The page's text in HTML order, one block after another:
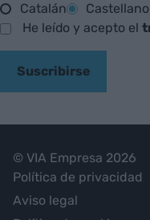
Catalán
Castellano
He leído y acepto el
Suscribirse
© VIA Empresa 2026
Política de privacidad
Aviso legal